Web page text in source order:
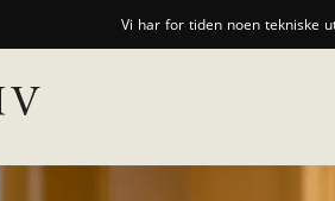
Vi har for tiden noen tekniske